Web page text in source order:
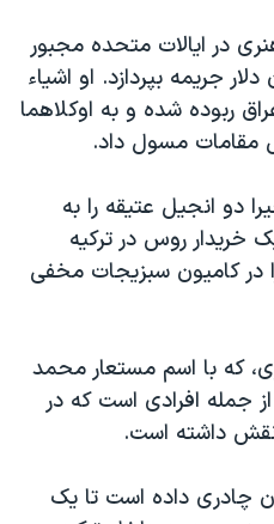
در ایالات متحده مجبور
۳ میلیون دلار جریمه بپردازد. او اشیاء
ای را که سال ۲۰۱۰ از عراق ربوده شده و به اوکلاهما
مقامات مسول داد.
اخیرا دو انجیل عتیقه را به
۸۰۰ دلار به یک خریدار روس در ترکیه
کامیون سبزیجات مخفی
که با اسم مستعار محمد
جمله افرادی است که در
نقش داشته است.
چادری داده است تا یک